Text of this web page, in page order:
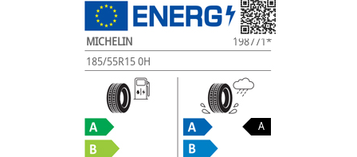
MICHELIN
198771*
185/55R15 0H
A